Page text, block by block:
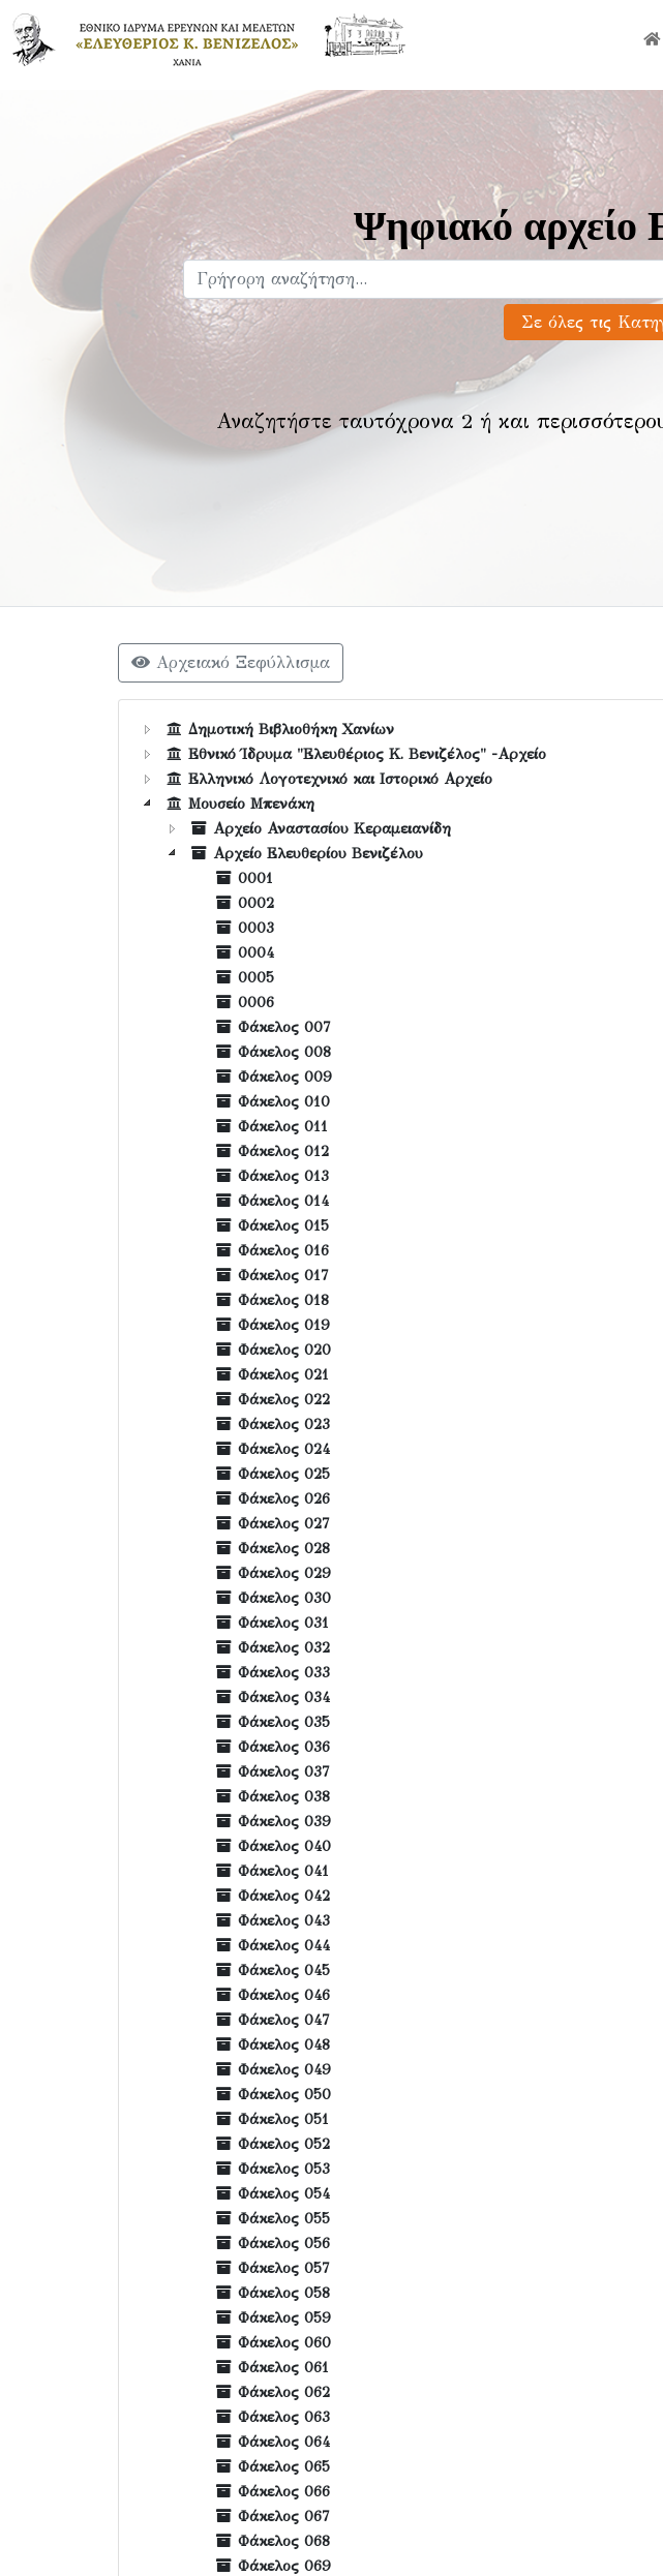
Ψηφιακό αρχείο
Αναζητήστε ταυτόχρονα 2 ή και
Αρχειακό Ξεφύλλισμα
Δημοτική Βιβλιοθήκη Χανίων
Εθνικό Ίδρυμα "Ελευθέριος Κ. Βενιζέλος" -Αρχείο
Ελληνικό Λογοτεχνικό και Ιστορικό Αρχείο
Μουσείο Μπενάκη
Αρχείο Αναστασίου Κεραμειανίδη
Αρχείο Ελευθερίου Βενιζέλου
0001
0002
0003
0004
0005
0006
Φάκελος 007
Φάκελος 008
Φάκελος 009
Φάκελος 010
Φάκελος 011
Φάκελος 012
Φάκελος 013
Φάκελος 014
Φάκελος 015
Φάκελος 016
Φάκελος 017
Φάκελος 018
Φάκελος 019
Φάκελος 020
Φάκελος 021
Φάκελος 022
Φάκελος 023
Φάκελος 024
Φάκελος 025
Φάκελος 026
Φάκελος 027
Φάκελος 028
Φάκελος 029
Φάκελος 030
Φάκελος 031
Φάκελος 032
Φάκελος 033
Φάκελος 034
Φάκελος 035
Φάκελος 036
Φάκελος 037
Φάκελος 038
Φάκελος 039
Φάκελος 040
Φάκελος 041
Φάκελος 042
Φάκελος 043
Φάκελος 044
Φάκελος 045
Φάκελος 046
Φάκελος 047
Φάκελος 048
Φάκελος 049
Φάκελος 050
Φάκελος 051
Φάκελος 052
Φάκελος 053
Φάκελος 054
Φάκελος 055
Φάκελος 056
Φάκελος 057
Φάκελος 058
Φάκελος 059
Φάκελος 060
Φάκελος 061
Φάκελος 062
Φάκελος 063
Φάκελος 064
Φάκελος 065
Φάκελος 066
Φάκελος 067
Φάκελος 068
Φάκελος 069